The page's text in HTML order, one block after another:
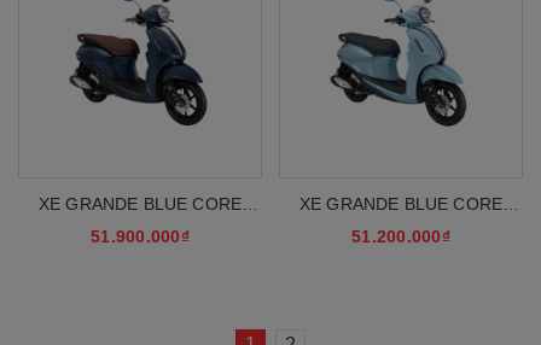
XE GRANDE BLUE CORE
HYBRID PB GIỚI HẠN
51.900.000₫
XE GRANDE BLUE CORE
HYBRID PB CAO CẤP
51.200.000₫